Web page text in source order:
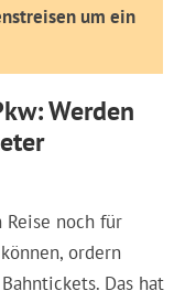
um ein
Werden
noch für
ordern
Das hat